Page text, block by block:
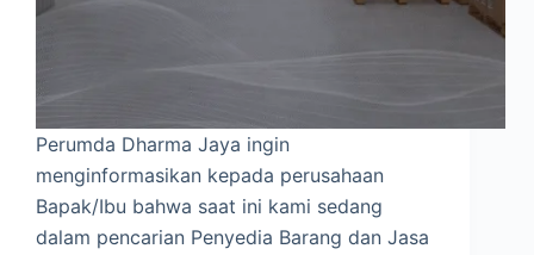
Perumda Dharma Jaya ingin
menginformasikan kepada perusahaan
Bapak/Ibu bahwa saat ini kami sedang
dalam pencarian Penyedia Barang dan Jasa